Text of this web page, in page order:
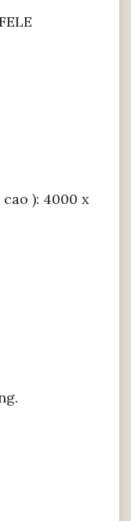
): 4000 x